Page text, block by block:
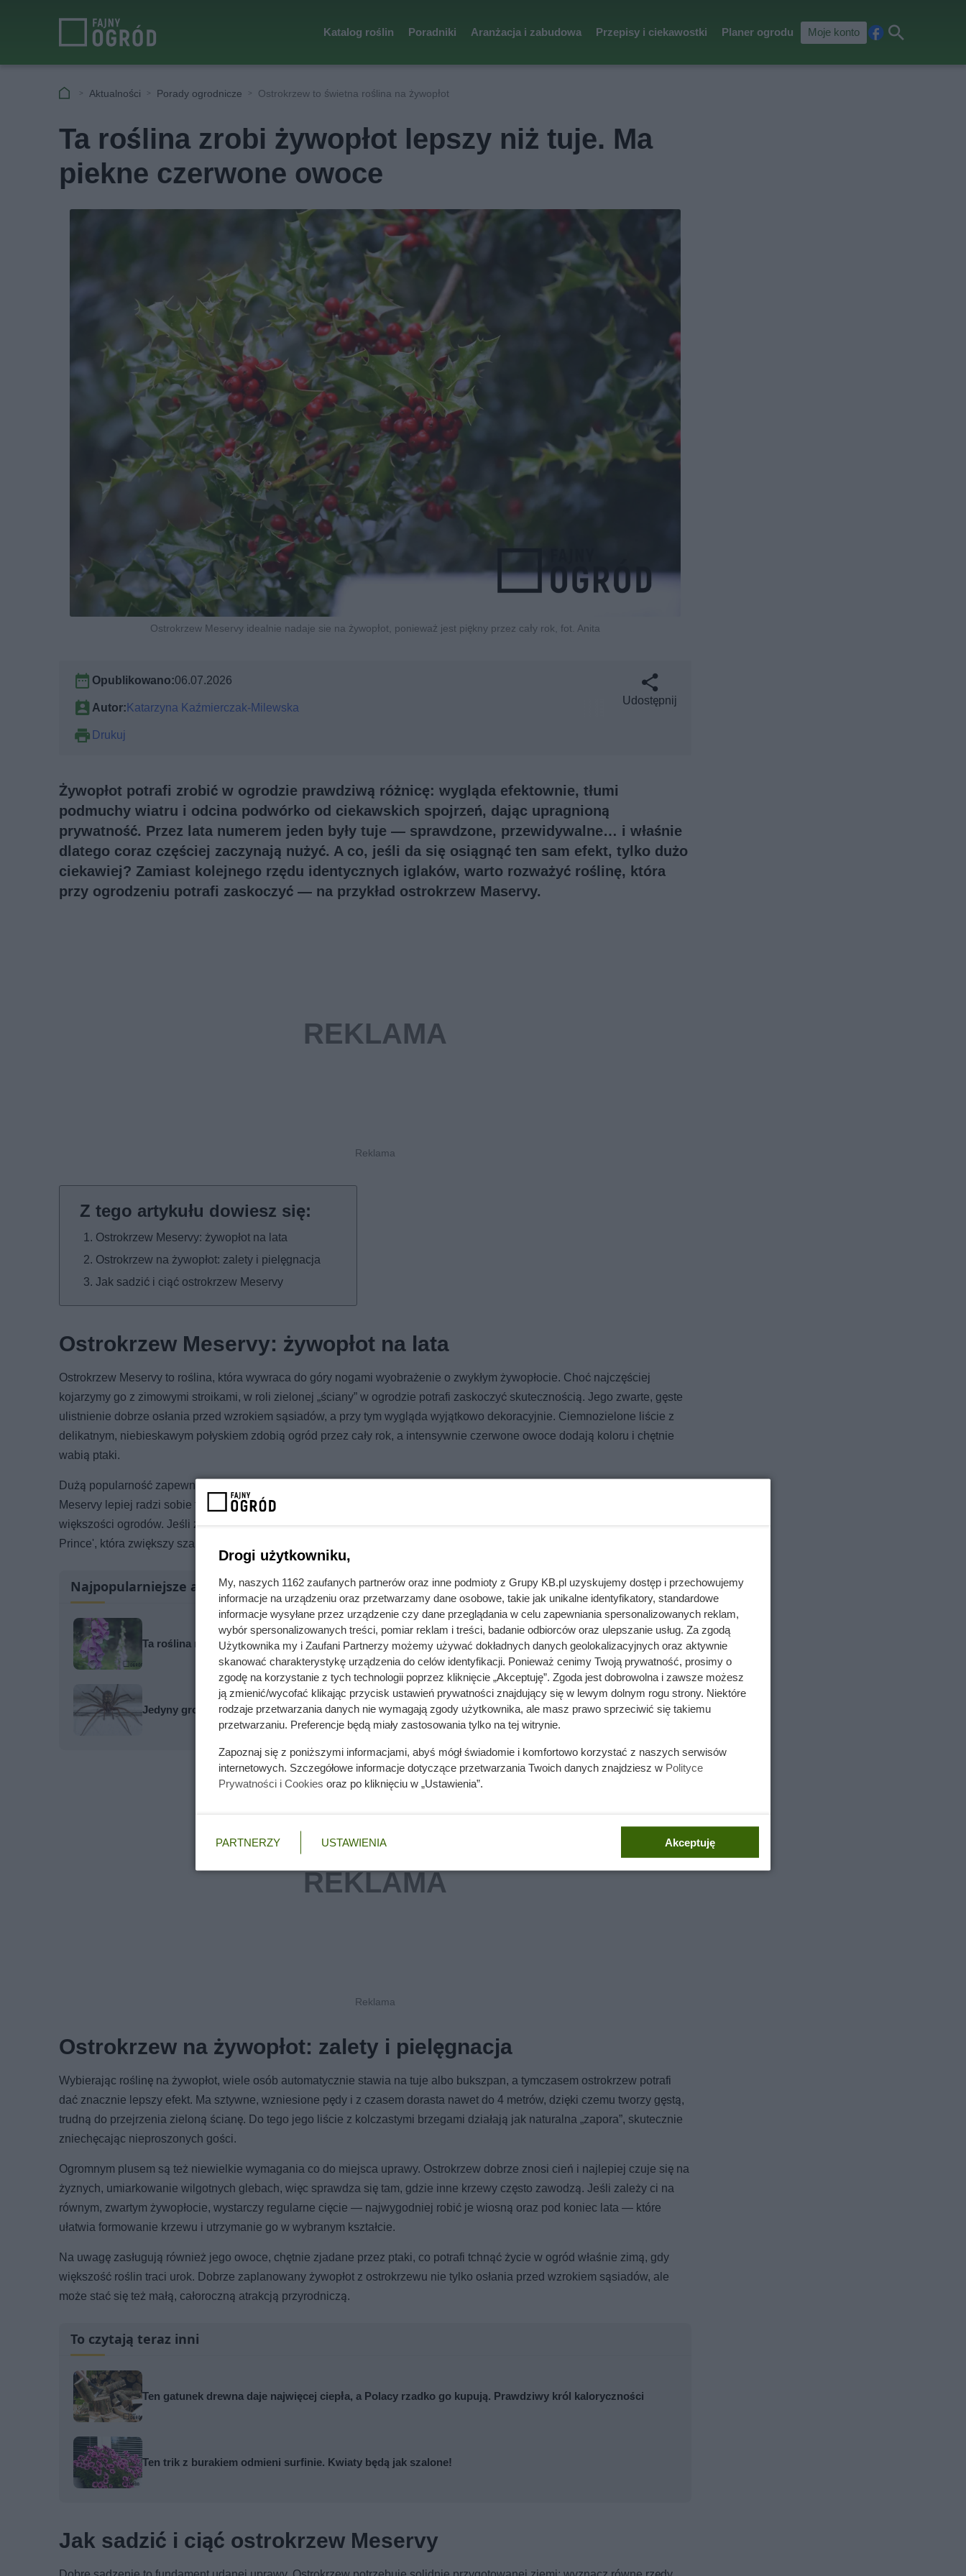
Katalog roślin Poradniki Aranżacja i zabudowa Przepisy i ciekawostki Planer ogrodu Moje konto
cebkaj
Aktualności Porady ogrodnicze Ostrokrzew to świetna roślina na żywopłot
Ta roślina zrobi żywopłot lepszy niż tuje. Ma
piekne czerwone owoce
Ostrokrzew Meservy idealnie nadaje sie na żywopłot, ponieważ jest piękny przez cały rok, fot. Anita
Opublikowano:06.07.2026
Autor:Katarzyna Kaźmierczak-Milewska
Drukuj
Udostępnij
Żywopłot potrafi zrobić w ogrodzie prawdziwą różnicę: wygląda efektownie, tłumi
podmuchy wiatru i odcina podwórko od ciekawskich spojrzeń, dając upragnioną
prywatność. Przez lata numerem jeden były tuje — sprawdzone, przewidywalne… i właśnie
dlatego coraz częściej zaczynają nużyć. A co, jeśli da się osiągnąć ten sam efekt, tylko dużo
ciekawiej? Zamiast kolejnego rzędu identycznych iglaków, warto rozważyć roślinę, która
przy ogrodzeniu potrafi zaskoczyć — na przykład ostrokrzew Maservy.
Ostrokrzew Meservy: żywopłot na lata
Ostrokrzew na żywopłot: zalety i pielęgnacja
Jak sadzić i ciąć ostrokrzew Meservy
Ostrokrzew Meservy: żywopłot na lata
Ostrokrzew Meservy to roślina, która wywraca do góry nogami wyobrażenie o zwykłym żywopłocie. Choć najczęściej
kojarzymy go z zimowymi stroikami, w roli zielonej „ściany” w ogrodzie potrafi zaskoczyć skutecznością. Jego zwarte, gęste
ulistnienie dobrze osłania przed wzrokiem sąsiadów, a przy tym wygląda wyjątkowo dekoracyjnie. Ciemnozielone liście z
delikatnym, niebieskawym połyskiem zdobią ogród przez cały rok, a intensywnie czerwone owoce dodają koloru i chętnie
wabią ptaki.
Dużą popularność zapewniła mu odmiana 'Blue Princess' — efekt krzyżowania kilku gatunków, dzięki czemu ostrokrzew
Meservy lepiej radzi sobie także w chłodniejszych częściach Polski. To propozycja odporna na mróz, dlatego sprawdza się w
większości ogrodów. Jeśli zależy ci na owocach, pamiętaj o zapyleniu: obok warto posadzić odmianę męską, np. 'Blue
Prince', która zwiększy szanse na obfite zawiązywanie dekoracyjnych jagód.
Najpopularniejsze artykuły
Ta roślina ma 100 kwiatów na pędzie. Nasiona kosztują 3 zł
Jedyny groźny pająk w Polsce właśnie wchodzi do domów. Polacy nie wiedzą, jak reagować
Ostrokrzew na żywopłot: zalety i pielęgnacja
Wybierając roślinę na żywopłot, wiele osób automatycznie stawia na tuje albo bukszpan, a tymczasem ostrokrzew potrafi
dać znacznie lepszy efekt. Ma sztywne, wzniesione pędy i z czasem dorasta nawet do 4 metrów, dzięki czemu tworzy gęstą,
trudną do przejrzenia zieloną ścianę. Do tego jego liście z kolczastymi brzegami działają jak naturalna „zapora”, skutecznie
zniechęcając nieproszonych gości.
Ogromnym plusem są też niewielkie wymagania co do miejsca uprawy. Ostrokrzew dobrze znosi cień i najlepiej czuje się na
żyznych, umiarkowanie wilgotnych glebach, więc sprawdza się tam, gdzie inne krzewy często zawodzą. Jeśli zależy ci na
równym, zwartym żywopłocie, wystarczy regularne cięcie — najwygodniej robić je wiosną oraz pod koniec lata — które
ułatwia formowanie krzewu i utrzymanie go w wybranym kształcie.
Na uwagę zasługują również jego owoce, chętnie zjadane przez ptaki, co potrafi tchnąć życie w ogród właśnie zimą, gdy
większość roślin traci urok. Dobrze zaplanowany żywopłot z ostrokrzewu nie tylko osłania przed wzrokiem sąsiadów, ale
może stać się też małą, całoroczną atrakcją przyrodniczą.
To czytają teraz inni
Ten gatunek drewna daje najwięcej ciepła, a Polacy rzadko go kupują. Prawdziwy król kaloryczności
Ten trik z burakiem odmieni surfinie. Kwiaty będą jak szalone!
Jak sadzić i ciąć ostrokrzew Meservy
Drogi użytkowniku,
My, naszych 1162 zaufanych partnerów oraz inne podmioty z Grupy KB.pl uzyskujemy dostęp i przechowujemy
informacje na urządzeniu oraz przetwarzamy dane osobowe, takie jak unikalne identyfikatory, standardowe
informacje wysyłane przez urządzenie czy dane przeglądania w celu zapewniania spersonalizowanych reklam,
wybór spersonalizowanych treści, pomiar reklam i treści, badanie odbiorców oraz ulepszanie usług. Za zgodą
Użytkownika my i Zaufani Partnerzy możemy używać dokładnych danych geolokalizacyjnych oraz aktywnie
skanować charakterystykę urządzenia do celów identyfikacji. Ponieważ cenimy Twoją prywatność, prosimy o
zgodę na korzystanie z tych technologii poprzez kliknięcie „Akceptuję”. Zgoda jest dobrowolna i zawsze możesz
ją zmienić/wycofać klikając przycisk ustawień prywatności znajdujący się w lewym dolnym rogu strony. Niektóre
rodzaje przetwarzania danych nie wymagają zgody użytkownika, ale masz prawo sprzeciwić się takiemu
przetwarzaniu. Preferencje będą miały zastosowania tylko na tej witrynie.
Zapoznaj się z poniższymi informacjami, abyś mógł świadomie i komfortowo korzystać z naszych serwisów
internetowych. Szczegółowe informacje dotyczące przetwarzania Twoich danych znajdziesz w Polityce
Prywatności i Cookies oraz po kliknięciu w „Ustawienia”.
PARTNERZY USTAWIENIA Akceptuję